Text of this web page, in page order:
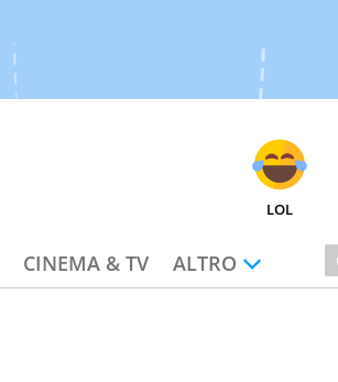
LOL
CINEMA & TV ALTRO